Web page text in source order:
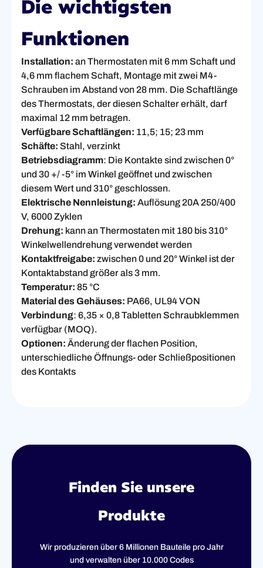
Die wichtigsten
Funktionen
Installation: an Thermostaten mit 6 mm Schaft und
4,6 mm flachem Schaft, Montage mit zwei M4-
Schrauben im Abstand von 28 mm. Die Schaftlänge
des Thermostats, der diesen Schalter erhält, darf
maximal 12 mm betragen.
Verfügbare Schaftlängen: 11,5; 15; 23 mm
Schäfte: Stahl, verzinkt
Betriebsdiagramm: Die Kontakte sind zwischen 0°
und 30 +/ -5° im Winkel geöffnet und zwischen
diesem Wert und 310° geschlossen.
Elektrische Nennleistung: Auflösung 20A 250/400
V, 6000 Zyklen
Drehung: kann an Thermostaten mit 180 bis 310°
Winkelwellendrehung verwendet werden
Kontaktfreigabe: zwischen 0 und 20° Winkel ist der
Kontaktabstand größer als 3 mm.
Temperatur: 85 °C
Material des Gehäuses: PA66, UL94 VON
Verbindung: 6,35 × 0,8 Tabletten Schraubklemmen
verfügbar (MOQ).
Optionen: Änderung der flachen Position,
unterschiedliche Öffnungs- oder Schließpositionen
des Kontakts
Finden Sie unsere
Produkte
Wir produzieren über 6 Millionen Bauteile pro Jahr
und verwalten über 10.000 Codes